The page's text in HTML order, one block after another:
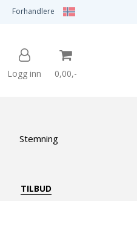
Forhandlere
Logg inn 0,00,-
Stemning
TILBUD